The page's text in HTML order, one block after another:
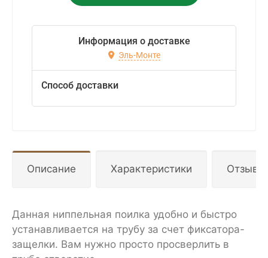
Информация о доставке
Эль-Монте
Способ доставки
Описание Характеристики
Данная ниппельная поилка удобно и быстро
устанавливается на трубу за счет фиксатора-
защелки. Вам нужно просто просверлить в